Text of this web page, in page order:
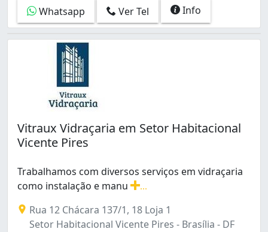
Sobradinho (32)
Sul (Águas Claras) (4)
Taguatinga Norte (3)
Taguatinga Norte (Taguatinga) (11)
Taguatinga Sul (Taguatinga) (6)
Vila Planalto (4)
Vila São José (Brazlândia) (1)
Vila Vicentina (Planaltina) (1)
Vila da Telebrasília (2)
Zona Industrial (Guará) (7)
Área de Desenvolvimento Econômico (Ceilândia) (1)
Área de Desenvolvimento Econômico (Águas Claras)
Whatsapp Ver Tel Info
Vitraux Vidraçaria em Setor Habitacional
Vicente Pires
Trabalhamos com diversos serviços em vidraçaria
como instalação e manu
Rua 12 Chácara 137/1, 18 Loja 1
Setor Habitacional Vicente Pires - Brasília - DF